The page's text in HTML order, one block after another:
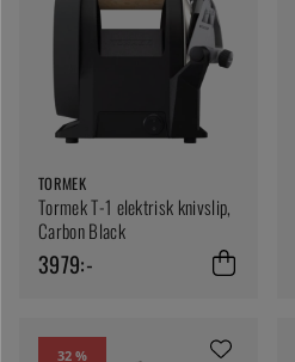
TORMEK
Tormek T-1 elektrisk knivslip,
Carbon Black
3979:-
32 %